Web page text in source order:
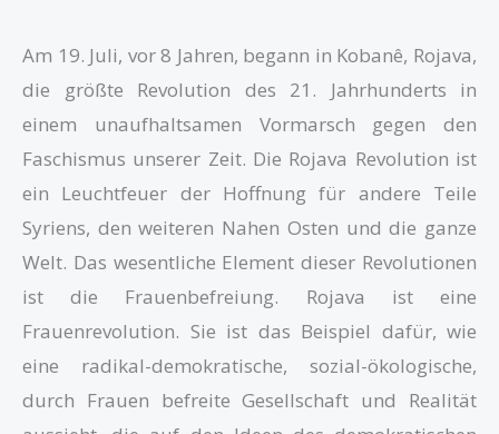
Am 19. Juli, vor 8 Jahren, begann in Kobanê, Rojava,
die größte Revolution des 21. Jahrhunderts in
einem unaufhaltsamen Vormarsch gegen den
Faschismus unserer Zeit. Die Rojava Revolution ist
ein Leuchtfeuer der Hoffnung für andere Teile
Syriens, den weiteren Nahen Osten und die ganze
Welt. Das wesentliche Element dieser Revolutionen
ist die Frauenbefreiung. Rojava ist eine
Frauenrevolution. Sie ist das Beispiel dafür, wie
eine radikal-demokratische, sozial-ökologische,
durch Frauen befreite Gesellschaft und Realität